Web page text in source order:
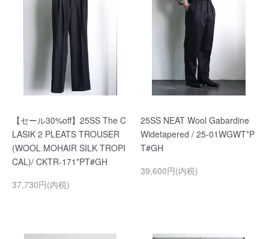
【セール30%off】25SS The C
LASIK 2 PLEATS TROUSER
(WOOL MOHAIR SILK TROPI
CAL)/ CKTR-171*PT#GH
37,730円(内税)
25SS NEAT Wool Gabardine
Widetapered / 25-01WGWT*P
T#GH
39,600円(内税)